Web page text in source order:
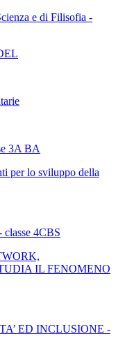
e di Filisofia -
3A BA
per lo sviluppo della
4CBS
IL FENOMENO
ED INCLUSIONE -